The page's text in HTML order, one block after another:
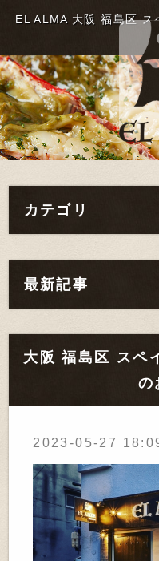
EL ALMA 大阪 福島区 ス
カテゴリ
最新記事
大阪 福島区 スペ
の
2023-05-27